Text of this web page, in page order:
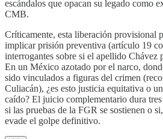
escándalos que opacan su legado como
CMB.
Críticamente, esta liberación provisional
implicar prisión preventiva (artículo 19
interrogantes sobre si el apellido Chávez
En un México azotado por el narco,
sido vinculados a figuras del crimen
Culiacán), ¿es esto justicia equitativa o
caído? El juicio complementario dura
si las pruebas de la FGR se sostienen o
evade el golpe definitivo.